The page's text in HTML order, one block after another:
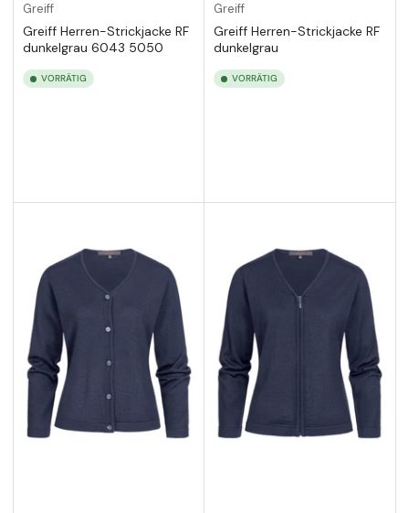
Greiff
Greiff Herren-Strickjacke RF
dunkelgrau 6043 5050
VORRÄTIG
Greiff
Greiff Herren-Strickjacke RF
dunkelgrau
VORRÄTIG